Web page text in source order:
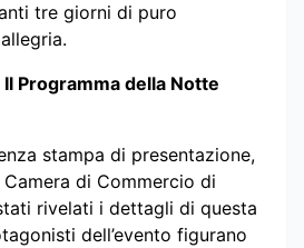
tre giorni di puro
Programma della Notte
stampa di presentazione,
di Commercio di
rivelati i dettagli di questa
dell’evento figurano